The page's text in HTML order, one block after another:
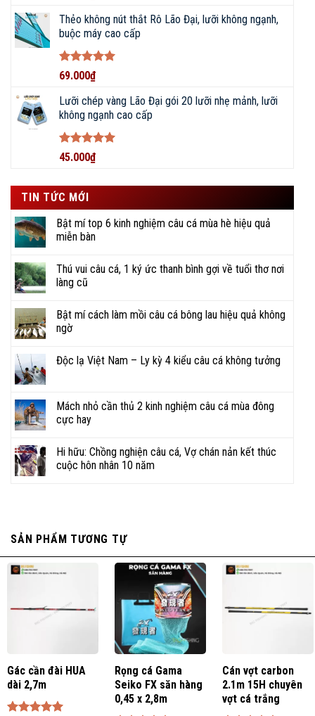
sao
Thẻo không nút thắt Rô Lão Đại, lưỡi không ngạnh,
buộc máy cao cấp
Được xếp
55
sao
69.000₫
Lưỡi chép vàng Lão Đại gói 20 lưỡi nhẹ mảnh, lưỡi
không ngạnh cao cấp
Được xếp
55
45.000₫
TIN TỨC MỚI
Bật mí top 6 kinh nghiệm câu cá mùa hè hiệu quả
miễn bàn
Thú vui câu cá, 1 ký ức thanh bình gợi về tuổi thơ nơi
làng cũ
Bật mí cách làm mồi câu cá bông lau hiệu quả không
ngờ
Độc lạ Việt Nam – Ly kỳ 4 kiểu câu cá không tưởng
Mách nhỏ cần thủ 2 kinh nghiệm câu cá mùa đông
cực hay
Hi hữu: Chồng nghiện câu cá, Vợ chán nản kết thúc
cuộc hôn nhân 10 năm
SẢN PHẨM TƯƠNG TỰ
Gác cần đài HUA
dài 2,7m
Rọng cá Gama
Seiko FX săn hàng
0,45 x 2,8m
Cán vợt carbon
2.1m 15H chuyên
vợt cá trắng